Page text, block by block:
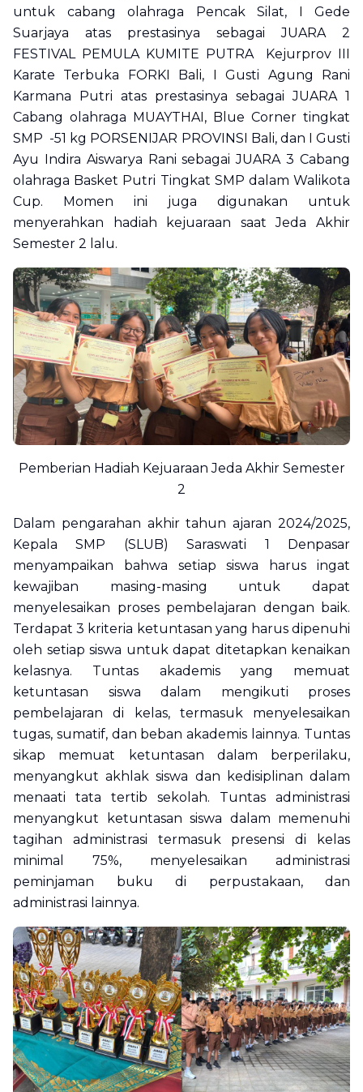
untuk cabang olahraga Pencak Silat, I Gede
Suarjaya atas prestasinya sebagai JUARA 2
FESTIVAL PEMULA KUMITE PUTRA Kejurprov III
Karate Terbuka FORKI Bali, I Gusti Agung Rani
Karmana Putri atas prestasinya sebagai JUARA 1
Cabang olahraga MUAYTHAI, Blue Corner tingkat
SMP -51 kg PORSENIJAR PROVINSI Bali, dan I Gusti
Ayu Indira Aiswarya Rani sebagai JUARA 3 Cabang
olahraga Basket Putri Tingkat SMP dalam Walikota
Cup. Momen ini juga digunakan untuk
menyerahkan hadiah kejuaraan saat Jeda Akhir
Semester 2 lalu.
Pemberian Hadiah Kejuaraan Jeda Akhir Semester
2
Dalam pengarahan akhir tahun ajaran 2024/2025,
Kepala SMP (SLUB) Saraswati 1 Denpasar
menyampaikan bahwa setiap siswa harus ingat
kewajiban masing-masing untuk dapat
menyelesaikan proses pembelajaran dengan baik.
Terdapat 3 kriteria ketuntasan yang harus dipenuhi
oleh setiap siswa untuk dapat ditetapkan kenaikan
kelasnya. Tuntas akademis yang memuat
ketuntasan siswa dalam mengikuti proses
pembelajaran di kelas, termasuk menyelesaikan
tugas, sumatif, dan beban akademis lainnya. Tuntas
sikap memuat ketuntasan dalam berperilaku,
menyangkut akhlak siswa dan kedisiplinan dalam
menaati tata tertib sekolah. Tuntas administrasi
menyangkut ketuntasan siswa dalam memenuhi
tagihan administrasi termasuk presensi di kelas
minimal 75%, menyelesaikan administrasi
peminjaman buku di perpustakaan, dan
administrasi lainnya.